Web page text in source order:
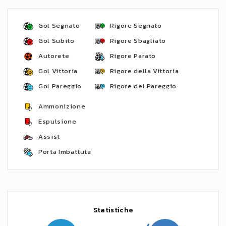
Gol Segnato
Gol Subito
Autorete
Gol Vittoria
Gol Pareggio
Rigore Segnato
Rigore Sbagliato
Rigore Parato
Rigore della Vittoria
Rigore del Pareggio
Ammonizione
Espulsione
Assist
Porta Imbattuta
Statistiche